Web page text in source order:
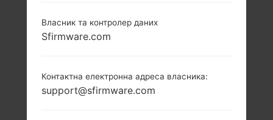
Власник та контролер даних
Sfirmware.com
Контактна електронна адреса власника:
support@sfirmware.com